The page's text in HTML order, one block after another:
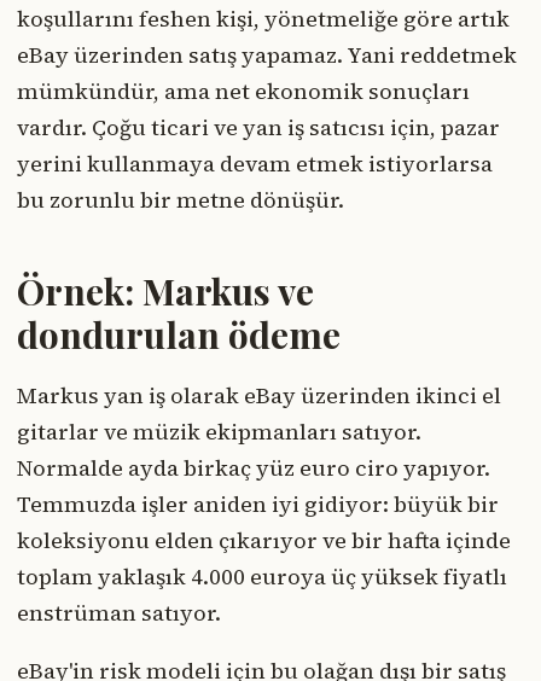
koşullarını feshen kişi, yönetmeliğe göre artık
eBay üzerinden satış yapamaz. Yani reddetmek
mümkündür, ama net ekonomik sonuçları
vardır. Çoğu ticari ve yan iş satıcısı için, pazar
yerini kullanmaya devam etmek istiyorlarsa
bu zorunlu bir metne dönüşür.
Örnek: Markus ve
dondurulan ödeme
Markus yan iş olarak eBay üzerinden ikinci el
gitarlar ve müzik ekipmanları satıyor.
Normalde ayda birkaç yüz euro ciro yapıyor.
Temmuzda işler aniden iyi gidiyor: büyük bir
koleksiyonu elden çıkarıyor ve bir hafta içinde
toplam yaklaşık 4.000 euroya üç yüksek fiyatlı
enstrüman satıyor.
eBay'in risk modeli için bu olağan dışı bir satış